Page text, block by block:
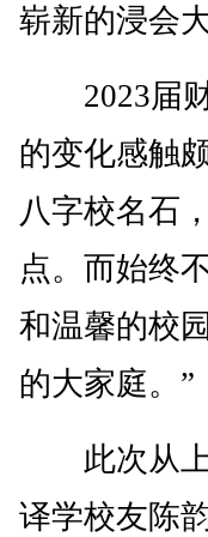
崭新的浸会
2023届财
的变化感触
八字校名石
点。而始终
和温馨的校
的大家庭。”
此次从上
译学校友陈